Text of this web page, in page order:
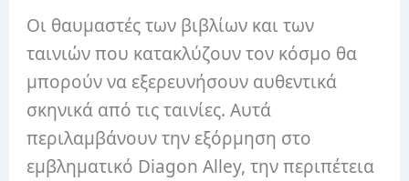
Οι θαυμαστές των βιβλίων και των
ταινιών που κατακλύζουν τον κόσμο θα
μπορούν να εξερευνήσουν αυθεντικά
σκηνικά από τις ταινίες. Αυτά
περιλαμβάνουν την εξόρμηση στο
εμβληματικό Diagon Alley, την περιπέτεια